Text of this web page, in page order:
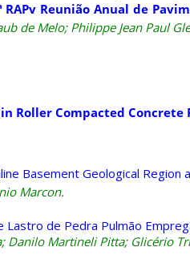
Reunião Anual de
de Melo; Philippe Jean Paul
Roller Compacted Concrete
Basement Geological Region
Marcon.
Lastro de Pedra Pulmão
Danilo Martineli Pitta; Glicério